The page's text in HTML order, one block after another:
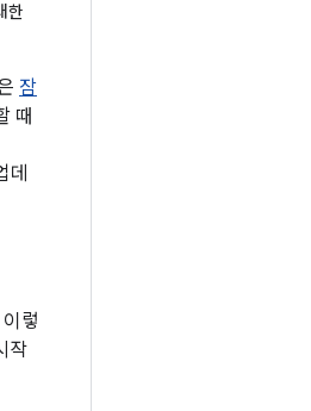
한
잠
때
데
렇
작